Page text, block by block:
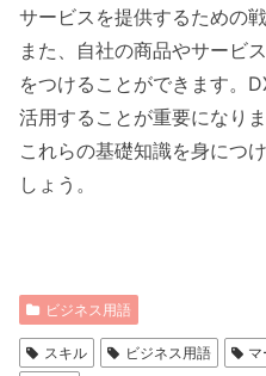
サービスを提供するための
また、自社の商品やサービ
をつけることができます。
活用することが重要になり
これらの基礎知識を身につ
しょう。
ビジネス用語
スキル ビジネス用語